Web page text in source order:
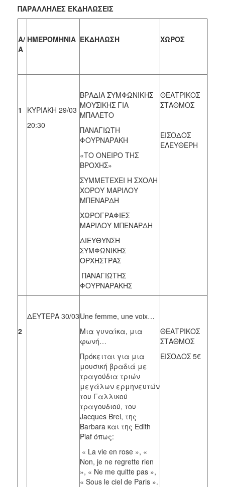
ΠΑΡΑΛΛΗΛΕΣ ΕΚΔΗΛΩΣΕΙΣ
Α/
Α
ΗΜΕΡΟΜΗΝΙΑ ΕΚΔΗΛΩΣΗ ΧΩΡΟΣ
1
ΚΥΡΙΑΚΗ 29/03
20:30
ΒΡΑΔΙΑ ΣΥΜΦΩΝΙΚΗΣ
ΜΟΥΣΙΚΗΣ ΓΙΑ
ΜΠΑΛΕΤΟ
ΠΑΝΑΓΙΩΤΗ
ΦΟΥΡΝΑΡΑΚΗ
«ΤΟ ΟΝΕΙΡΟ ΤΗΣ
ΒΡΟΧΗΣ»
ΣΥΜΜΕΤΕΧΕΙ Η ΣΧΟΛΗ
ΧΟΡΟΥ ΜΑΡΙΛΟΥ
ΜΠΕΝΑΡΔΗ
ΧΩΡΟΓΡΑΦΙΕΣ
ΜΑΡΙΛΟΥ ΜΠΕΝΑΡΔΗ
ΔΙΕΥΘΥΝΣΗ
ΣΥΜΦΩΝΙΚΗΣ
ΟΡΧΗΣΤΡΑΣ
ΠΑΝΑΓΙΩΤΗΣ
ΦΟΥΡΝΑΡΑΚΗΣ
ΘΕΑΤΡΙΚΟΣ
ΣΤΑΘΜΟΣ
ΕΙΣΟΔΟΣ
ΕΛΕΥΘΕΡΗ
2
ΔΕΥΤΕΡΑ 30/03Une femme, une voix…
Μια γυναίκα, μια
φωνή…
Πρόκειται για μια
μουσική βραδιά με
τραγούδια τριών
μεγάλων ερμηνευτών
του Γαλλικού
τραγουδιού, του
Jacques Brel, της
Barbara και της Edith
Piaf όπως:
« La vie en rose », «
Non, je ne regrette rien
», « Ne me quitte pas »,
« Sous le ciel de Paris ».
ΘΕΑΤΡΙΚΟΣ
ΣΤΑΘΜΟΣ
ΕΙΣΟΔΟΣ 5€